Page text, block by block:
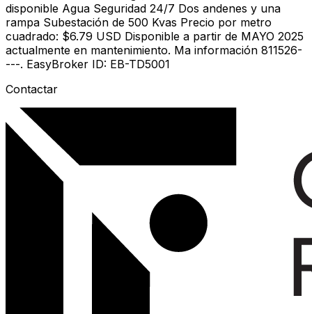
disponible Agua Seguridad 24/7 Dos andenes y una
rampa Subestación de 500 Kvas Precio por metro
cuadrado: $6.79 USD Disponible a partir de MAYO 2025
actualmente en mantenimiento. Ma información 811526-
---. EasyBroker ID: EB-TD5001
Contactar